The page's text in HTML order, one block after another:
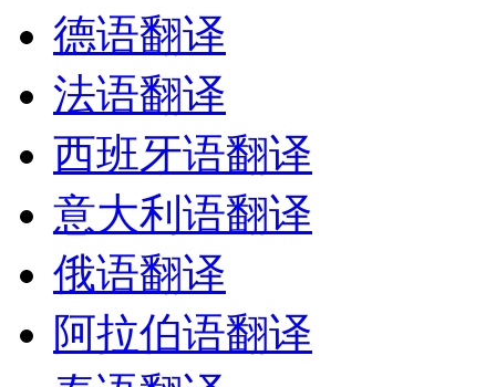
德语翻译
法语翻译
西班牙语翻译
意大利语翻译
俄语翻译
阿拉伯语翻译